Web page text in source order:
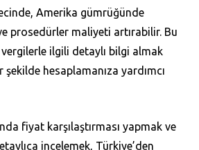
Amerika gümrüğünde
prosedürler maliyeti artırabilir. Bu
ilgili detaylı bilgi almak
hesaplamanıza yardımcı
fiyat karşılaştırması yapmak ve
incelemek, Türkiye’den